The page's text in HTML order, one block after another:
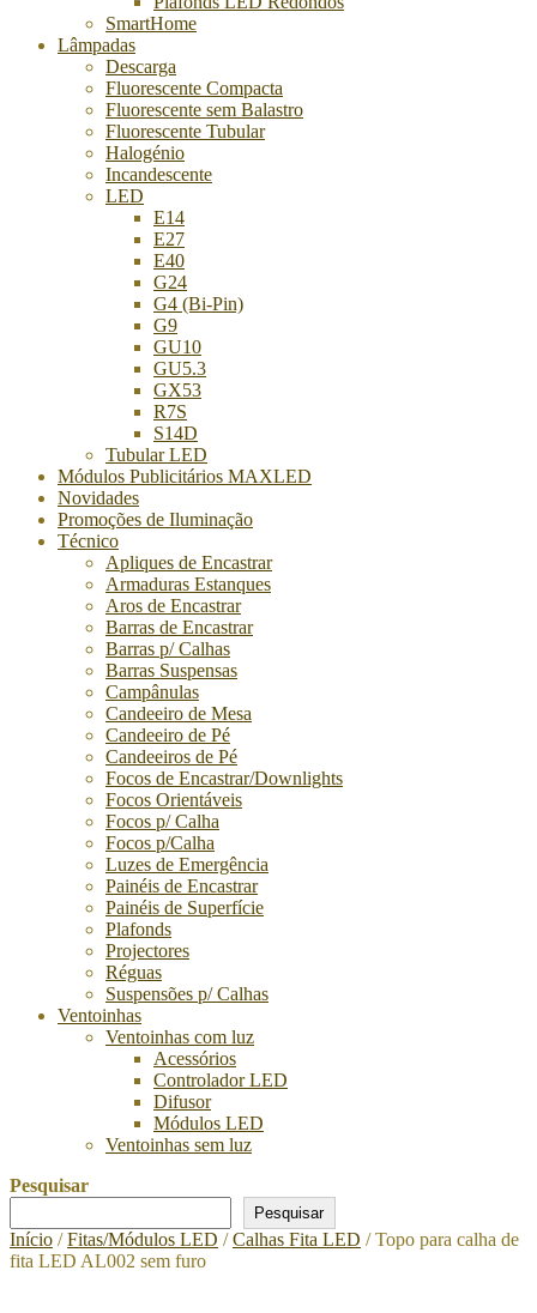
SmartHome
Lâmpadas
Descarga
Fluorescente Compacta
Fluorescente sem Balastro
Fluorescente Tubular
Halogénio
Incandescente
LED
E14
E27
E40
G24
G4 (Bi-Pin)
G9
GU10
GU5.3
GX53
R7S
S14D
Tubular LED
Módulos Publicitários MAXLED
Novidades
Promoções de Iluminação
Técnico
Apliques de Encastrar
Armaduras Estanques
Aros de Encastrar
Barras de Encastrar
Barras p/ Calhas
Barras Suspensas
Campânulas
Candeeiro de Mesa
Candeeiro de Pé
Candeeiros de Pé
Focos de Encastrar/Downlights
Focos Orientáveis
Focos p/ Calha
Focos p/Calha
Luzes de Emergência
Painéis de Encastrar
Painéis de Superfície
Plafonds
Projectores
Réguas
Suspensões p/ Calhas
Ventoinhas
Ventoinhas com luz
Acessórios
Controlador LED
Difusor
Módulos LED
Ventoinhas sem luz
Pesquisar
Pesquisar
Início /Fitas/Módulos LED /Calhas Fita LED / Topo para calha de
fita LED AL002 sem furo